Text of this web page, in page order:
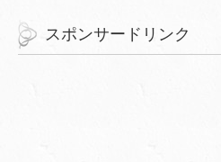
スポンサードリンク